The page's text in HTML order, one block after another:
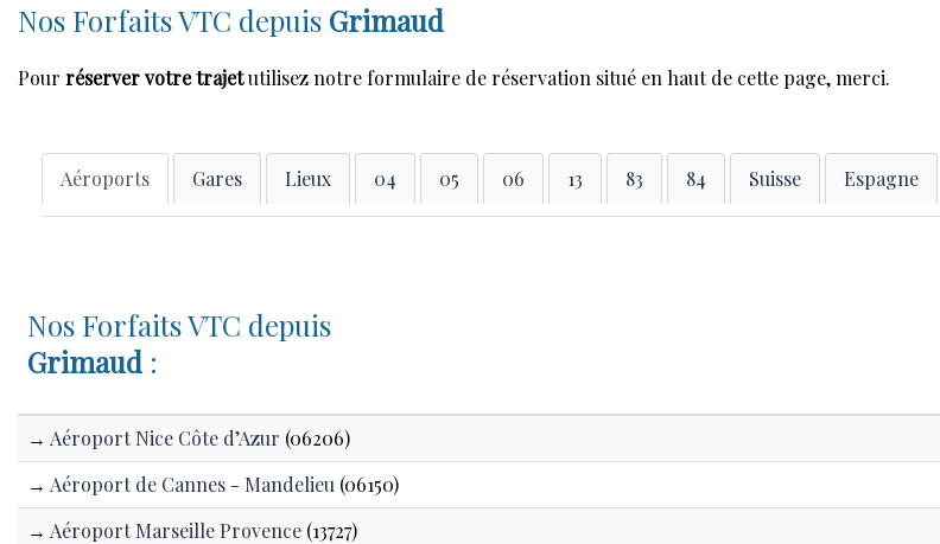
Nos Forfaits VTC depuis Grimaud
Pour réserver votre trajetutilisez notre formulaire de réservation situé en haut de cette page, merci.
Aéroports Gares Lieux 04 05 06 13 83 84 Suisse Espagne
Nos Forfaits VTC depuis
Grimaud :
→ Aéroport Nice Côte d’Azur (06206)
→ Aéroport de Cannes - Mandelieu (06150)
→ Aéroport Marseille Provence (13727)